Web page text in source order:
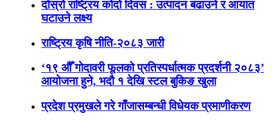
दोस्रो राष्ट्रिय कोदो दिवस : उत्पादन बढाउने र आयात
घटाउने लक्ष्य
राष्ट्रिय कृषि नीति-२०८३ जारी
‘१९ औँ गोदावरी फूलको प्रतिस्पर्धात्मक प्रदर्शनी २०८३’
आयोजना हुने, भदौ १ देखि स्टल बुकिङ खुला
प्रदेश प्रमुखले गरे गाँजासम्बन्धी विधेयक प्रमाणीकरण